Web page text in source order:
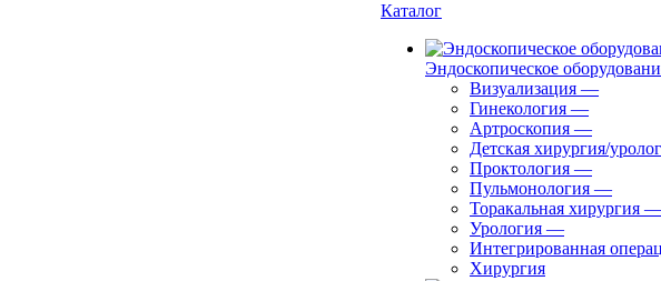
Каталог
Эндоскопическое
Визуализация —
Гинекология —
Артроскопия —
Детская хирургия/
Проктология —
Пульмонология —
Торакальная хирургия —
Урология —
Интегрированная
Хирургия